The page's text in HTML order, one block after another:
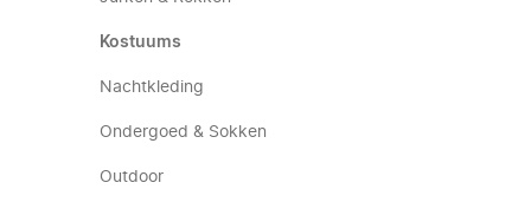
Kostuums
Nachtkleding
Ondergoed & Sokken
Outdoor